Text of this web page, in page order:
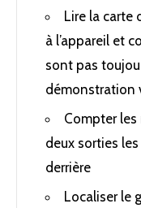
Lire la carte
à l’appareil et
sont pas
démonstration
Compter les
deux sorties
derrière
Localiser le